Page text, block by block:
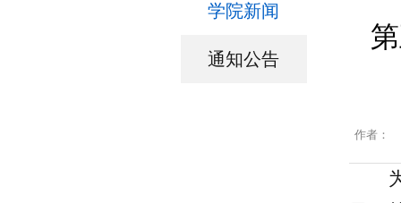
学院新闻
通知公告
作者：